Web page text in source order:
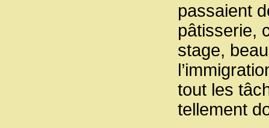
passaient
pâtisserie,
stage,
tout les
tellement